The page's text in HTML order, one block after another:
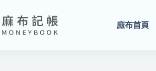
麻布首頁